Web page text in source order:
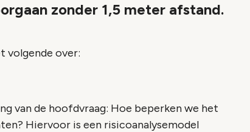
zonder 1,5 meter afstand.
volgende over:
van de hoofdvraag: Hoe beperken we het
Hiervoor is een risicoanalysemodel